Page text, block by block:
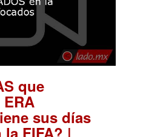
que
ERA
sus días
la FIFA? |